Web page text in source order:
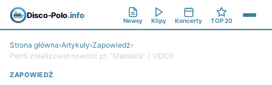
Disco-Polo.info
Newsy Klipy Koncerty TOP 20
Strona główna›Artykuły›Zapowiedź›
Pertti zrealizował nowość pt. "Małolata" | VIDEO
ZAPOWIEDŹ